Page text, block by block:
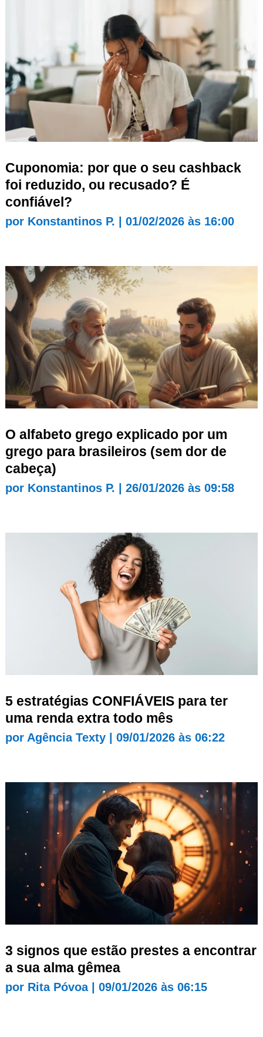
Cuponomia: por que o seu cashback
foi reduzido, ou recusado? É
confiável?
por Konstantinos P. 01/02/2026 às 16:00
O alfabeto grego explicado por um
grego para brasileiros (sem dor de
cabeça)
por Konstantinos P. 26/01/2026 às 09:58
5 estratégias CONFIÁVEIS para ter
uma renda extra todo mês
por Agência Texty| 09/01/2026 às 06:22
3 signos que estão prestes a encontrar
a sua alma gêmea
por Rita Póvoa| 09/01/2026 às 06:15